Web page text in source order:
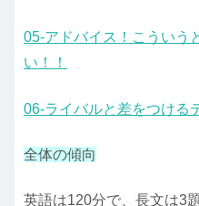
05-アドバイス！こういう
い！！
06-ライバルと差をつける
全体の傾向
英語は120分で、長文は3